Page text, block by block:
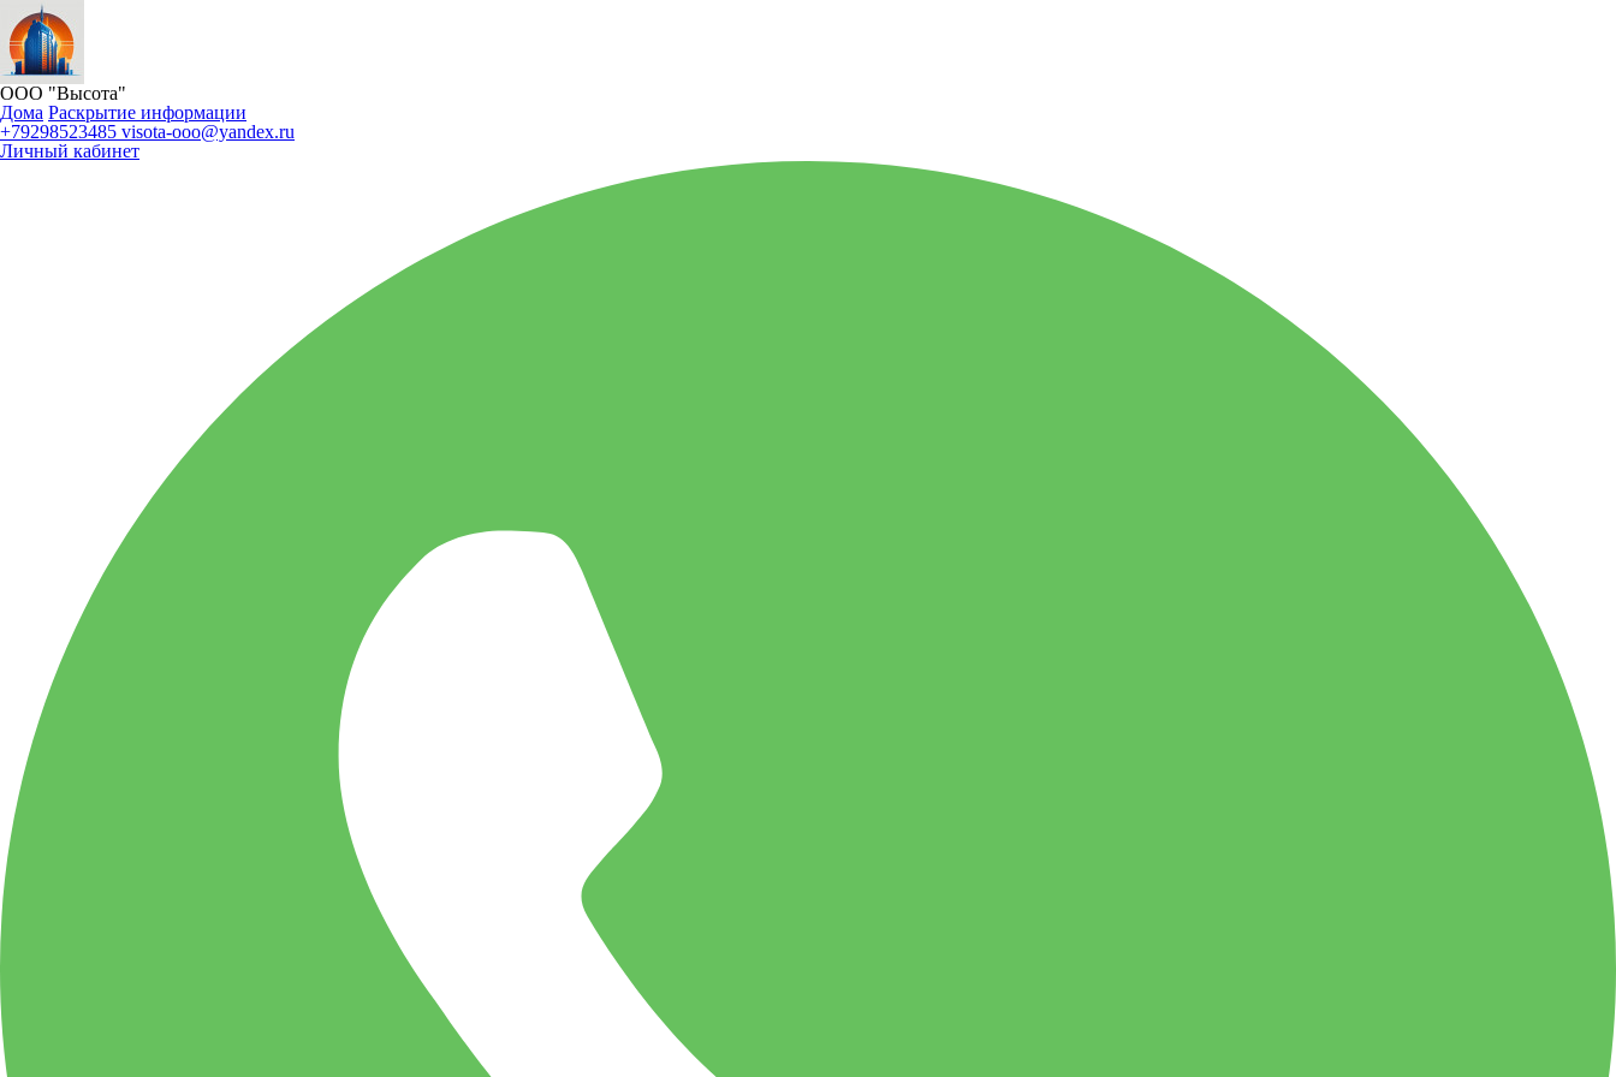
ООО "Высота"
Дома Раскрытие информации
+79298523485 visota-ooo@yandex.ru
Личный кабинет